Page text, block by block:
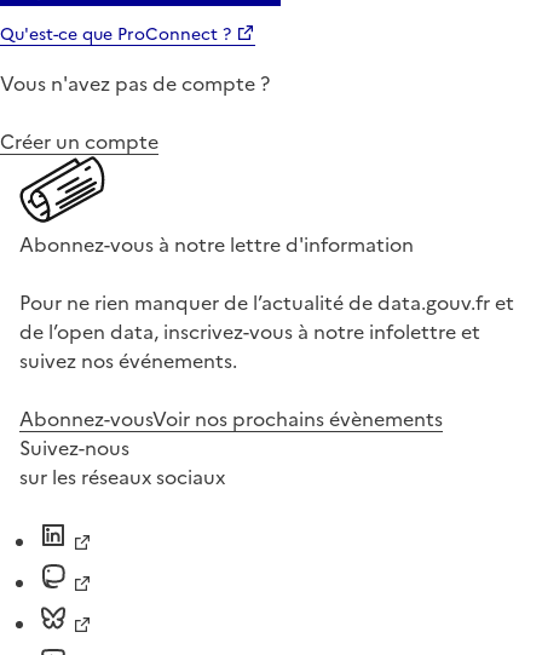
Qu'est-ce que ProConnect ?
Vous n'avez pas de compte ?
Créer un compte
Abonnez-vous à notre lettre d'information
Pour ne rien manquer de l’actualité de data.gouv.fr et
de l’open data, inscrivez-vous à notre infolettre et
suivez nos événements.
Abonnez-vousVoir nos prochains évènements
Suivez-nous
sur les réseaux sociaux